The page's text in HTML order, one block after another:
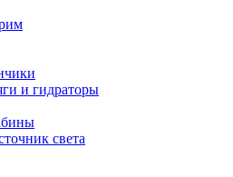
и гидраторы
света